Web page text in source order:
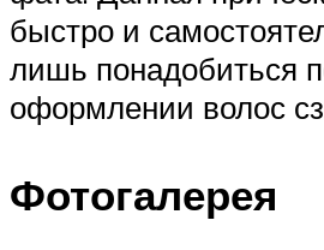
быстро и
лишь понадобиться
оформлении волос
Фотогалерея